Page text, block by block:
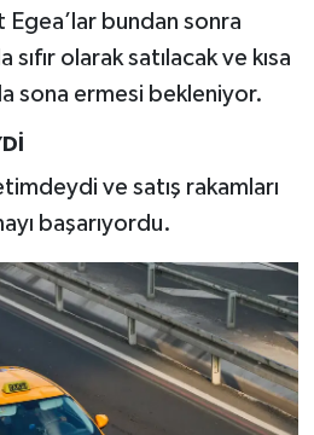
bundan sonra
sıfır olarak satılacak ve kısa
sona ermesi bekleniyor.
ve satış rakamları
başarıyordu.